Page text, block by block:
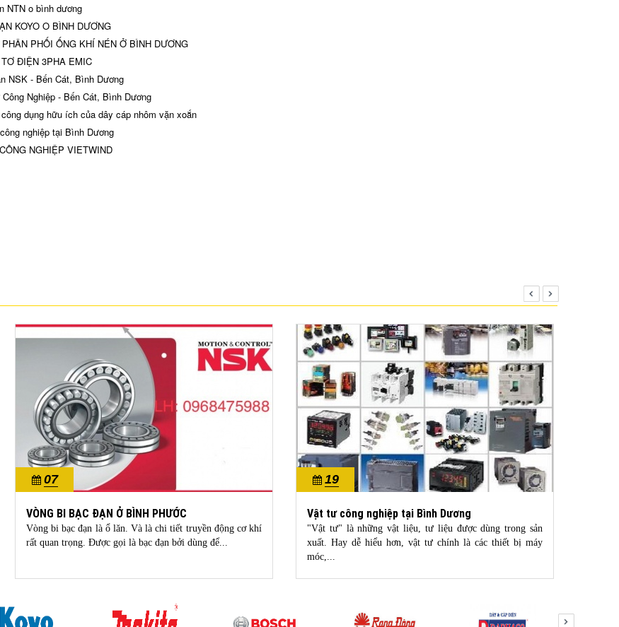
NTN o bình dương
KOYO O BÌNH DƯƠNG
PHỐI ỐNG KHÍ NÉN Ở BÌNH DƯƠNG
ĐIỆN 3PHA EMIC
NSK - Bến Cát, Bình Dương
Nghiệp - Bến Cát, Bình Dương
dụng hữu ích của dây cáp nhôm vặn xoắn
nghiệp tại Bình Dương
NGHIỆP VIETWIND
07
10/2023
VÒNG BI BẠC ĐẠN Ở BÌNH PHƯỚC
Vòng bi bạc đạn là ổ lăn. Và là chi tiết truyền động cơ khí
rất quan trọng. Được gọi là bạc đạn bởi dùng để...
19
07/2023
Vật tư công nghiệp tại Bình Dương
"Vật tư" là những vật liệu, tư liệu được dùng trong sản
xuất. Hay dễ hiểu hơn, vật tư chính là các thiết bị máy
móc,...